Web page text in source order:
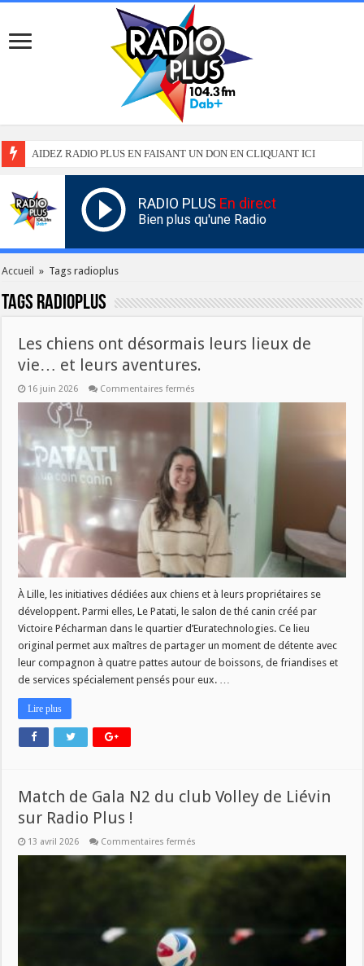
AIDEZ RADIO PLUS EN FAISANT UN DON EN CLIQUANT ICI
RADIO PLUS En direct
Bien plus qu'une Radio
Accueil » Tags radioplus
Tags radioplus
Les chiens ont désormais leurs lieux de
vie… et leurs aventures.
16 juin 2026 Commentaires fermés
désormais
lieux
de
vie…
et
leurs
aventures.
À Lille, les initiatives dédiées aux chiens et à leurs propriétaires se
développent. Parmi elles, Le Patati, le salon de thé canin créé par
Victoire Pécharman dans le quartier d’Euratechnologies. Ce lieu
original permet aux maîtres de partager un moment de détente avec
leur compagnon à quatre pattes autour de boissons, de friandises et
de services spécialement pensés pour eux. …
Lire plus
Match de Gala N2 du club Volley de Liévin
sur Radio Plus !
13 avril 2026 Commentaires fermés
du
sur
Radio